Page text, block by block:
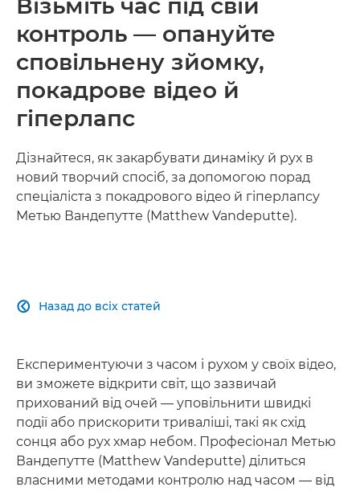
Візьміть час під свій
контроль — опануйте
сповільнену зйомку,
покадрове відео й
гіперлапс
Дізнайтеся, як закарбувати динаміку й рух в
новий творчий спосіб, за допомогою порад
спеціаліста з покадрового відео й гіперлапсу
Метью Вандепутте (Matthew Vandeputte).
Назад до всіх статей

Експериментуючи з часом і рухом у своїх відео,
ви зможете відкрити світ, що зазвичай
прихований від очей — уповільнити швидкі
події або прискорити триваліші, такі як схід
сонця або рух хмар небом. Професіонал Метью
Вандепутте (Matthew Vandeputte) ділиться
власними методами контролю над часом — від